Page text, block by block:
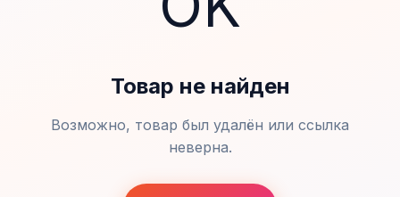
Товар не найден
Возможно, товар был удалён или ссылка
неверна.